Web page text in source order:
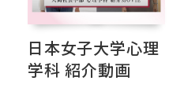
日本女子大学心理
学科 紹介動画